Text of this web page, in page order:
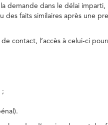
dans le délai imparti,
faits similaires après une
contact, l’accès à celui-ci
;